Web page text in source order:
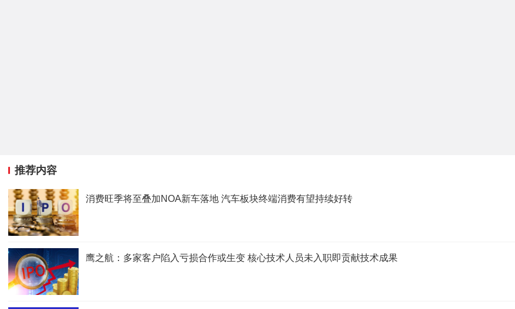
推荐内容
消费旺季将至叠加NOA新车落地 汽车板块终端消费有望持续好转
鹰之航：多家客户陷入亏损合作或生变 核心技术人员未入职即贡献技术成果